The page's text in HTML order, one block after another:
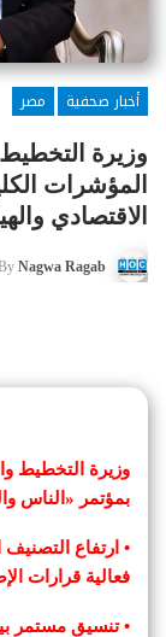
أخبار صحفية
مصر
وزيرة
المؤشرات
الاقتصادي
Nagwa Ragab
وزيرة التخطيط
بمؤتمر «الناس
• ارتفاع
فعالية قرارات
• تنسيق مستمر